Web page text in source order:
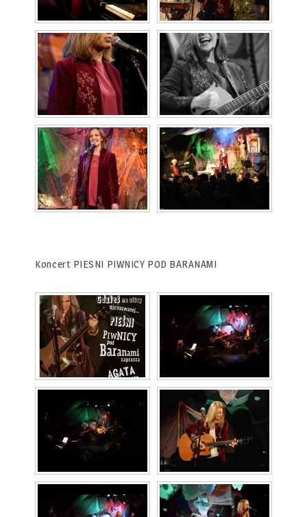
Koncert PIESNI PIWNICY POD BARANAMI